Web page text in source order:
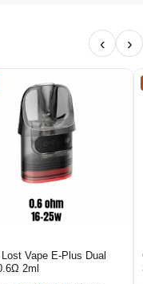
‹ ›
Vape E-Plus Dual
2ml